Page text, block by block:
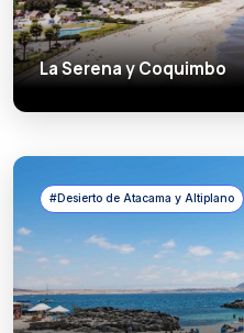
La Serena y Coquimbo
#Desierto de Atacama y Altiplano